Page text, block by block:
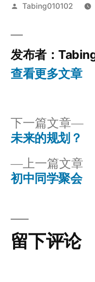
发
者：
Tabing010102
发布者：
查看更多文章
文
章
导
航
上一篇文章
初中同学聚会
下一篇文章
下
未来的规划？
留下评论